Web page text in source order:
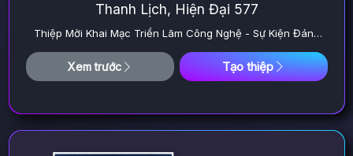
Thanh Lịch, Hiện Đại 577
Thiệp Mời Khai Mạc Triển Lãm Công Nghệ - Sự Kiện Đáng
Xem trước Tạo thiệp